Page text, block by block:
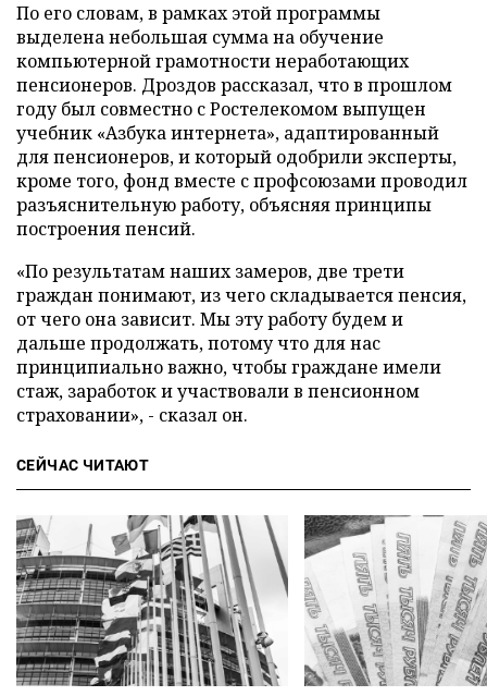
По его словам, в рамках этой программы
выделена небольшая сумма на обучение
компьютерной грамотности неработающих
пенсионеров. Дроздов рассказал, что в прошлом
году был совместно с Ростелекомом выпущен
учебник «Азбука интернета», адаптированный
для пенсионеров, и который одобрили эксперты,
кроме того, фонд вместе с профсоюзами проводил
разъяснительную работу, объясняя принципы
построения пенсий.
«По результатам наших замеров, две трети
граждан понимают, из чего складывается пенсия,
от чего она зависит. Мы эту работу будем и
дальше продолжать, потому что для нас
принципиально важно, чтобы граждане имели
стаж, заработок и участвовали в пенсионном
страховании», - сказал он.
СЕЙЧАС ЧИТАЮТ